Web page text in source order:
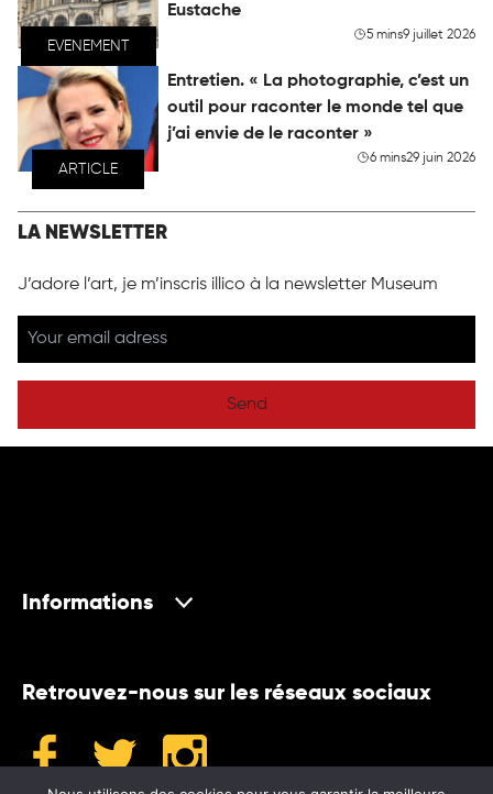
EVENEMENT
Eustache
5 mins9 juillet 2026
ARTICLE
Entretien. « La photographie, c’est un
outil pour raconter le monde tel que
j’ai envie de le raconter »
6 mins29 juin 2026
LA NEWSLETTER
J’adore l’art, je m’inscris illico à la newsletter Museum
Send
Informations
Retrouvez-nous sur les réseaux sociaux